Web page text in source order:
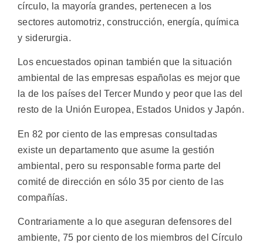
círculo, la mayoría grandes, pertenecen a los
sectores automotriz, construcción, energía, química
y siderurgia.
Los encuestados opinan también que la situación
ambiental de las empresas españolas es mejor que
la de los países del Tercer Mundo y peor que las del
resto de la Unión Europea, Estados Unidos y Japón.
En 82 por ciento de las empresas consultadas
existe un departamento que asume la gestión
ambiental, pero su responsable forma parte del
comité de dirección en sólo 35 por ciento de las
compañías.
Contrariamente a lo que aseguran defensores del
ambiente, 75 por ciento de los miembros del Círculo